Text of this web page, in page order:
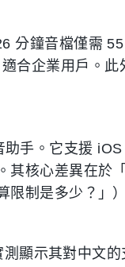
分鐘音檔僅需
合企業用戶。此
手。它支援
核心差異在於
制是多少？」
顯示其對中文